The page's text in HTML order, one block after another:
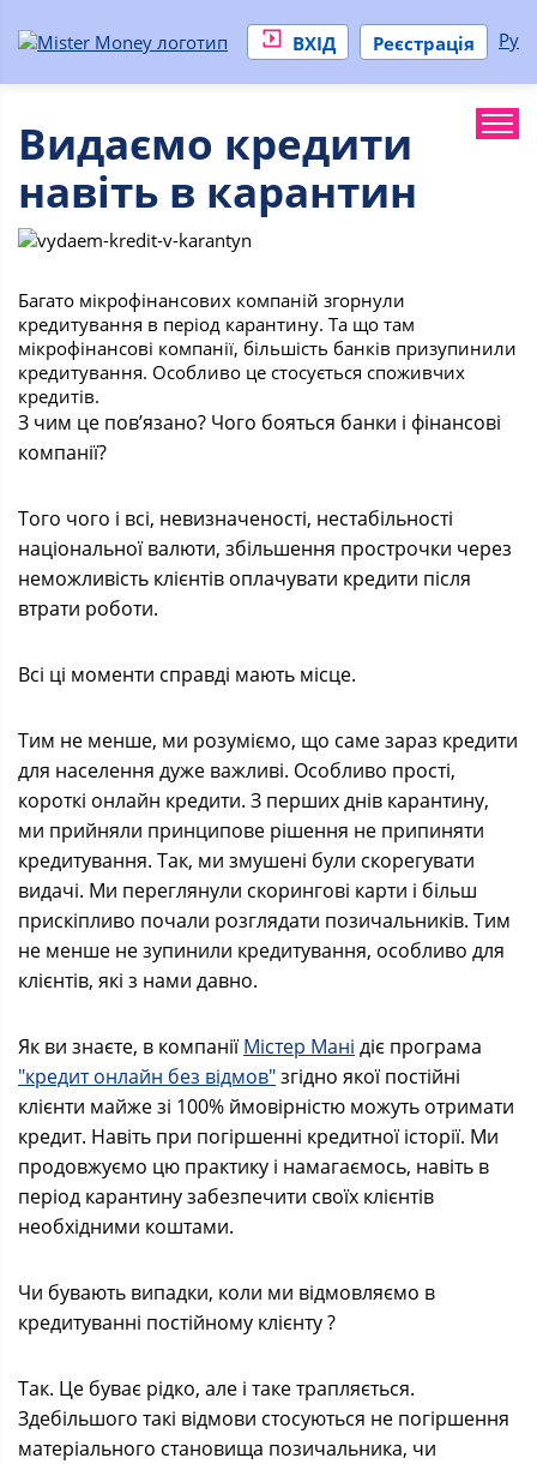
ВХІД Реєстрація Ру
Видаємо кредити
навіть в карантин
Багато мікрофінансових компаній згорнули
кредитування в період карантину. Та що там
мікрофінансові компанії, більшість банків призупинили
кредитування. Особливо це стосується споживчих
кредитів.
З чим це пов’язано? Чого бояться банки і фінансові
компанії?
Того чого і всі, невизначеності, нестабільності
національної валюти, збільшення прострочки через
неможливість клієнтів оплачувати кредити після
втрати роботи.
Всі ці моменти справді мають місце.
Тим не менше, ми розуміємо, що саме зараз кредити
для населення дуже важливі. Особливо прості,
короткі онлайн кредити. З перших днів карантину,
ми прийняли принципове рішення не припиняти
кредитування. Так, ми змушені були скорегувати
видачі. Ми переглянули скорингові карти і більш
прискіпливо почали розглядати позичальників. Тим
не менше не зупинили кредитування, особливо для
клієнтів, які з нами давно.
Як ви знаєте, в компаніїМістер Мані діє програма
"кредит онлайн без відмов"згідно якої постійні
клієнти майже зі 100% ймовірністю можуть отримати
кредит. Навіть при погіршенні кредитної історії. Ми
продовжуємо цю практику і намагаємось, навіть в
період карантину забезпечити своїх клієнтів
необхідними коштами.
Чи бувають випадки, коли ми відмовляємо в
кредитуванні постійному клієнту ?
Так. Це буває рідко, але і таке трапляється.
Здебільшого такі відмови стосуються не погіршення
матеріального становища позичальника, чи